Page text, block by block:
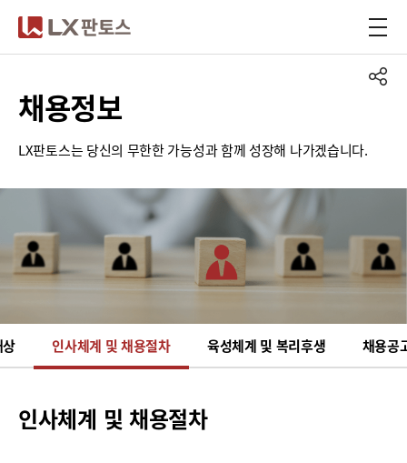
채용정보
LX판토스는 당신의 무한한 가능성과 함께 성장해 나가겠습니다.
인사체계 및 채용절차 육성체계 및 복리후생 채용공
인사체계 및 채용절차